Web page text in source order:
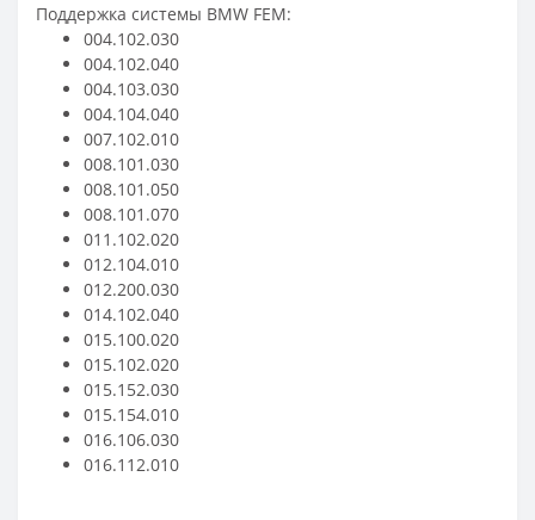
Поддержка системы BMW FEM:
004.102.030
004.102.040
004.103.030
004.104.040
007.102.010
008.101.030
008.101.050
008.101.070
011.102.020
012.104.010
012.200.030
014.102.040
015.100.020
015.102.020
015.152.030
015.154.010
016.106.030
016.112.010